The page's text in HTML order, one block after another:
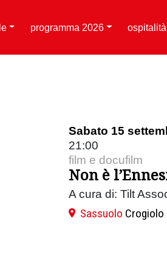
programma 2026 ospitalità
Sabato 15
21:00
film e docufilm
Non è
A cura di: Tilt
Sassuolo Crogiolo